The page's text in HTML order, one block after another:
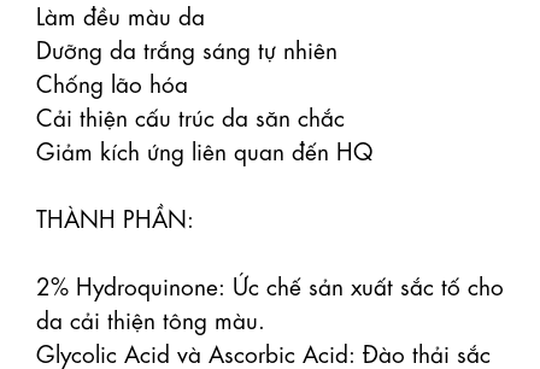
Làm đều màu da
Dưỡng da trắng sáng tự nhiên
Chống lão hóa
Cải thiện cấu trúc da săn chắc
Giảm kích ứng liên quan đến HQ
THÀNH PHẦN:
2% Hydroquinone: Ức chế sản xuất sắc tố cho
da cải thiện tông màu.
Glycolic Acid và Ascorbic Acid: Đào thải sắc